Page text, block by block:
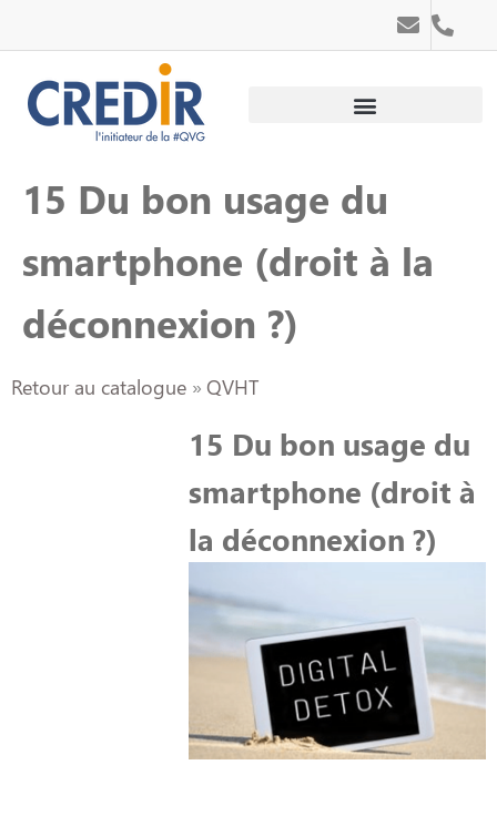
15 Du bon usage du
smartphone (droit à la
déconnexion ?)
Retour au catalogue QVHT
15 Du bon usage du
smartphone (droit à
la déconnexion ?)